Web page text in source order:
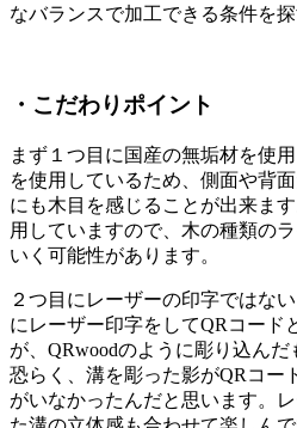
なバランスで加工できる条件を
・こだわりポイント
まず１つ目に国産の無垢材を使
を使用しているため、側面や背
にも木目を感じることが出来ま
用していますので、木の種類の
いく可能性があります。
２つ目にレーザーの印字ではな
にレーザー印字をしてQRコード
が、QRwoodのように彫り込んだ
恐らく、溝を彫った影がQRコー
がいなかったんだと思います。